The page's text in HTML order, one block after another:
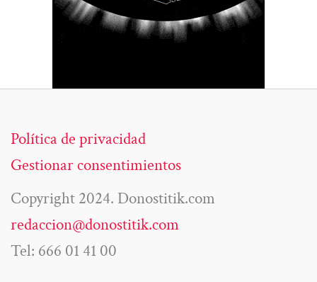
Política de privacidad
Gestionar consentimientos
Copyright 2024. Donostitik.com
redaccion@donostitik.com
Tel: 666 01 41 00